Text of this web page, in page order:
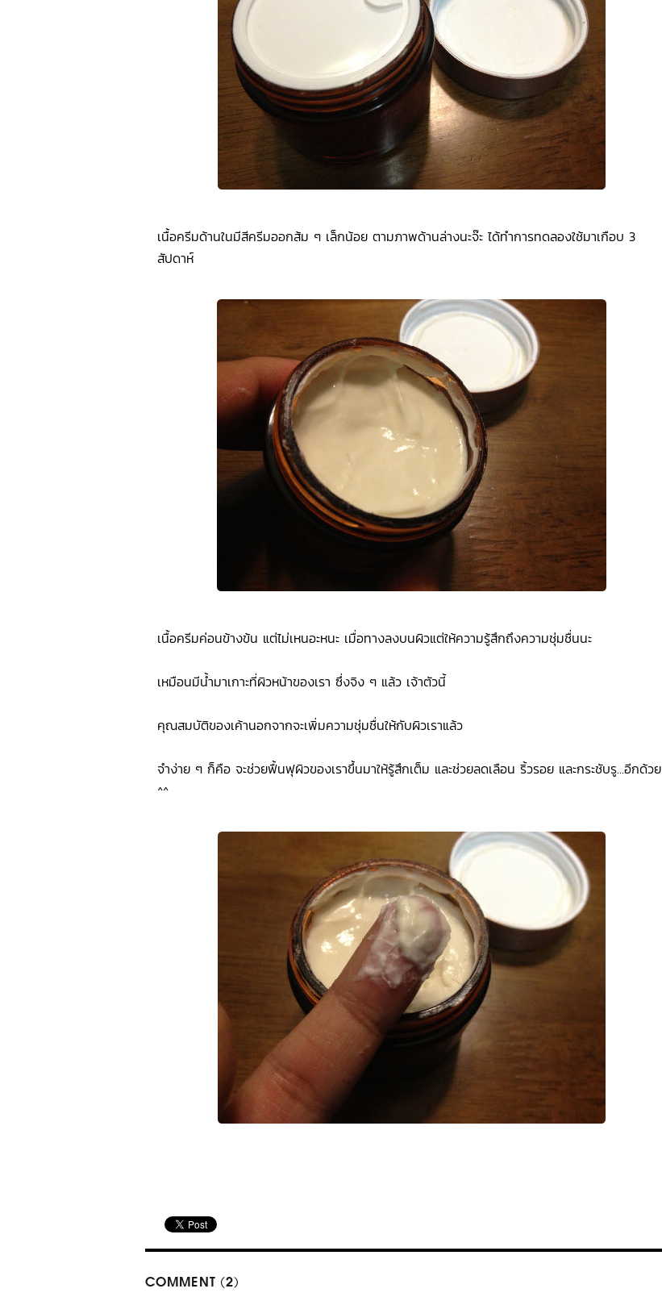
เนื้อครีมด้านในมีสีครีมออกส้ม ๆ เล็กน้อย ตามภาพด้านล่างนะจ๊ะ ได้ทำการทดลองใช้มาเกือบ 3
สัปดาห์
เนื้อครีมค่อนข้างข้น แต่ไม่เหนอะหนะ เมื่อทางลงบนผิวแต่ให้ความรู้สึกถึงความชุ่มชื่นนะ
เหมือนมีน้ำมาเกาะที่ผิวหน้าของเรา ซึ่งจิง ๆ แล้ว เจ้าตัวนี้
คุณสมบัติของเค้านอกจากจะเพิ่มความชุ่มชื่นให้กับผิวเราแล้ว
จำง่าย ๆ ก็คือ จะช่วยฟื้นฟุผิวของเราขึ้นมาให้รู้สึกเต็ม และช่วยลดเลือน ริ้วรอย และกระชับรู...อีกด้วย
^^
COMMENT (2)